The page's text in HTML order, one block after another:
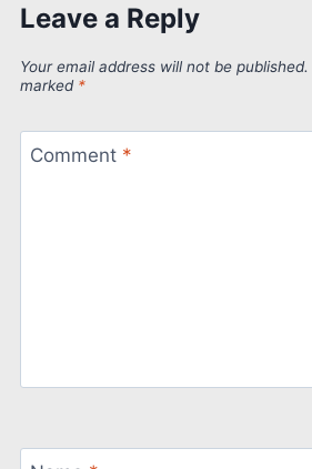
Leave a Reply
Your email address will not be published.
marked *
Comment *